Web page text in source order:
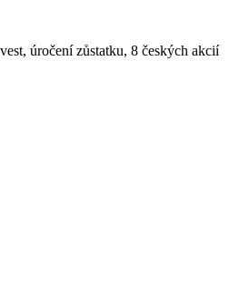
úročení zůstatku, 8 českých akcií